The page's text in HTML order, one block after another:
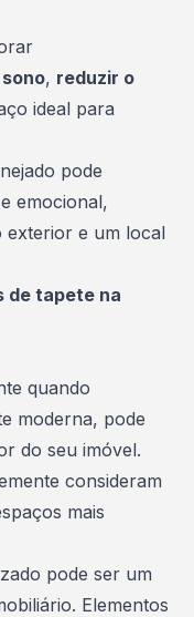
, reduzir o
ideal para
pode
emocional,
exterior e um local
de tapete na
quando
moderna, pode
do seu imóvel.
consideram
mais
pode ser um
Elementos